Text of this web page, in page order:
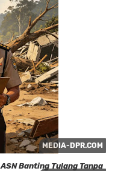
Banting Tulang Tanpa